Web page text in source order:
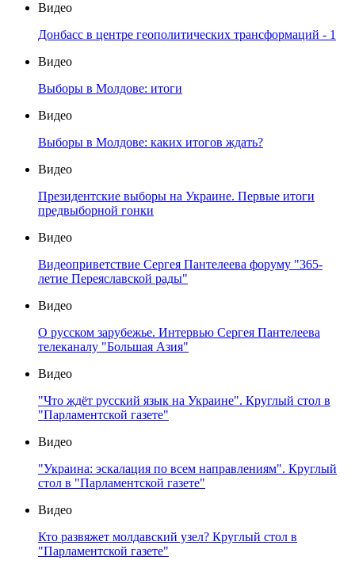
Видео
Донбасс в центре геополитических трансформаций - 1
Видео
Выборы в Молдове: итоги
Видео
Выборы в Молдове: каких итогов ждать?
Видео
Президентские выборы на Украине. Первые итоги
предвыборной гонки
Видео
Видеоприветствие Сергея Пантелеева форуму "365-
летие Переяславской рады"
Видео
О русском зарубежье. Интервью Сергея Пантелеева
телеканалу "Большая Азия"
Видео
"Что ждёт русский язык на Украине". Круглый стол в
"Парламентской газете"
Видео
"Украина: эскалация по всем направлениям". Круглый
стол в "Парламентской газете"
Видео
Кто развяжет молдавский узел? Круглый стол в
"Парламентской газете"